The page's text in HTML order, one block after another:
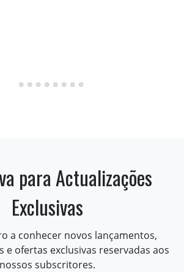
para Actualizações
Exclusivas
a conhecer novos lançamentos,
e ofertas exclusivas reservadas aos
nossos subscritores.